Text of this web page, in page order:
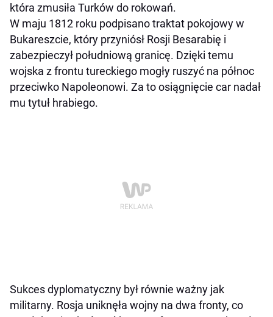
która zmusiła Turków do rokowań.
W maju 1812 roku podpisano traktat pokojowy w
Bukareszcie, który przyniósł Rosji Besarabię i
zabezpieczył południową granicę. Dzięki temu
wojska z frontu tureckiego mogły ruszyć na północ
przeciwko Napoleonowi. Za to osiągnięcie car nadał
mu tytuł hrabiego.
Sukces dyplomatyczny był równie ważny jak
militarny. Rosja uniknęła wojny na dwa fronty, co